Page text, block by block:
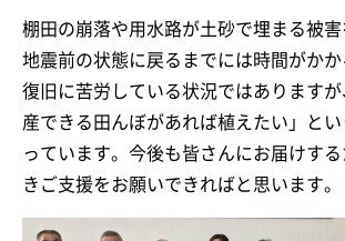
棚田の崩落や用水路が土砂で埋まる被害
地震前の状態に戻るまでには時間がかか
復旧に苦労している状況ではあります
産できる田んぼがあれば植えたい」と
っています。今後も皆さんにお届けす
きご支援をお願いできればと思います。